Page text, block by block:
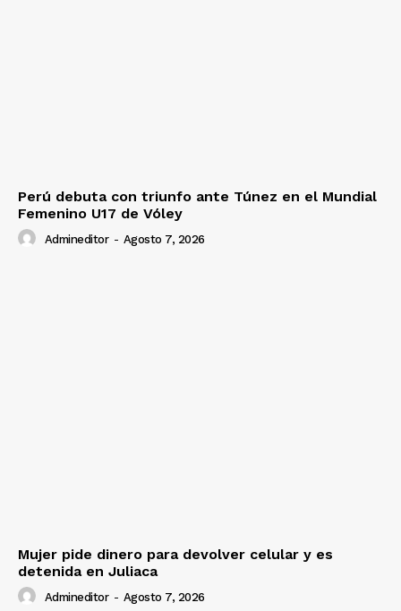
Perú debuta con triunfo ante Túnez en el Mundial
Femenino U17 de Vóley
Admineditor - Agosto 7, 2026
Mujer pide dinero para devolver celular y es
detenida en Juliaca
Admineditor - Agosto 7, 2026